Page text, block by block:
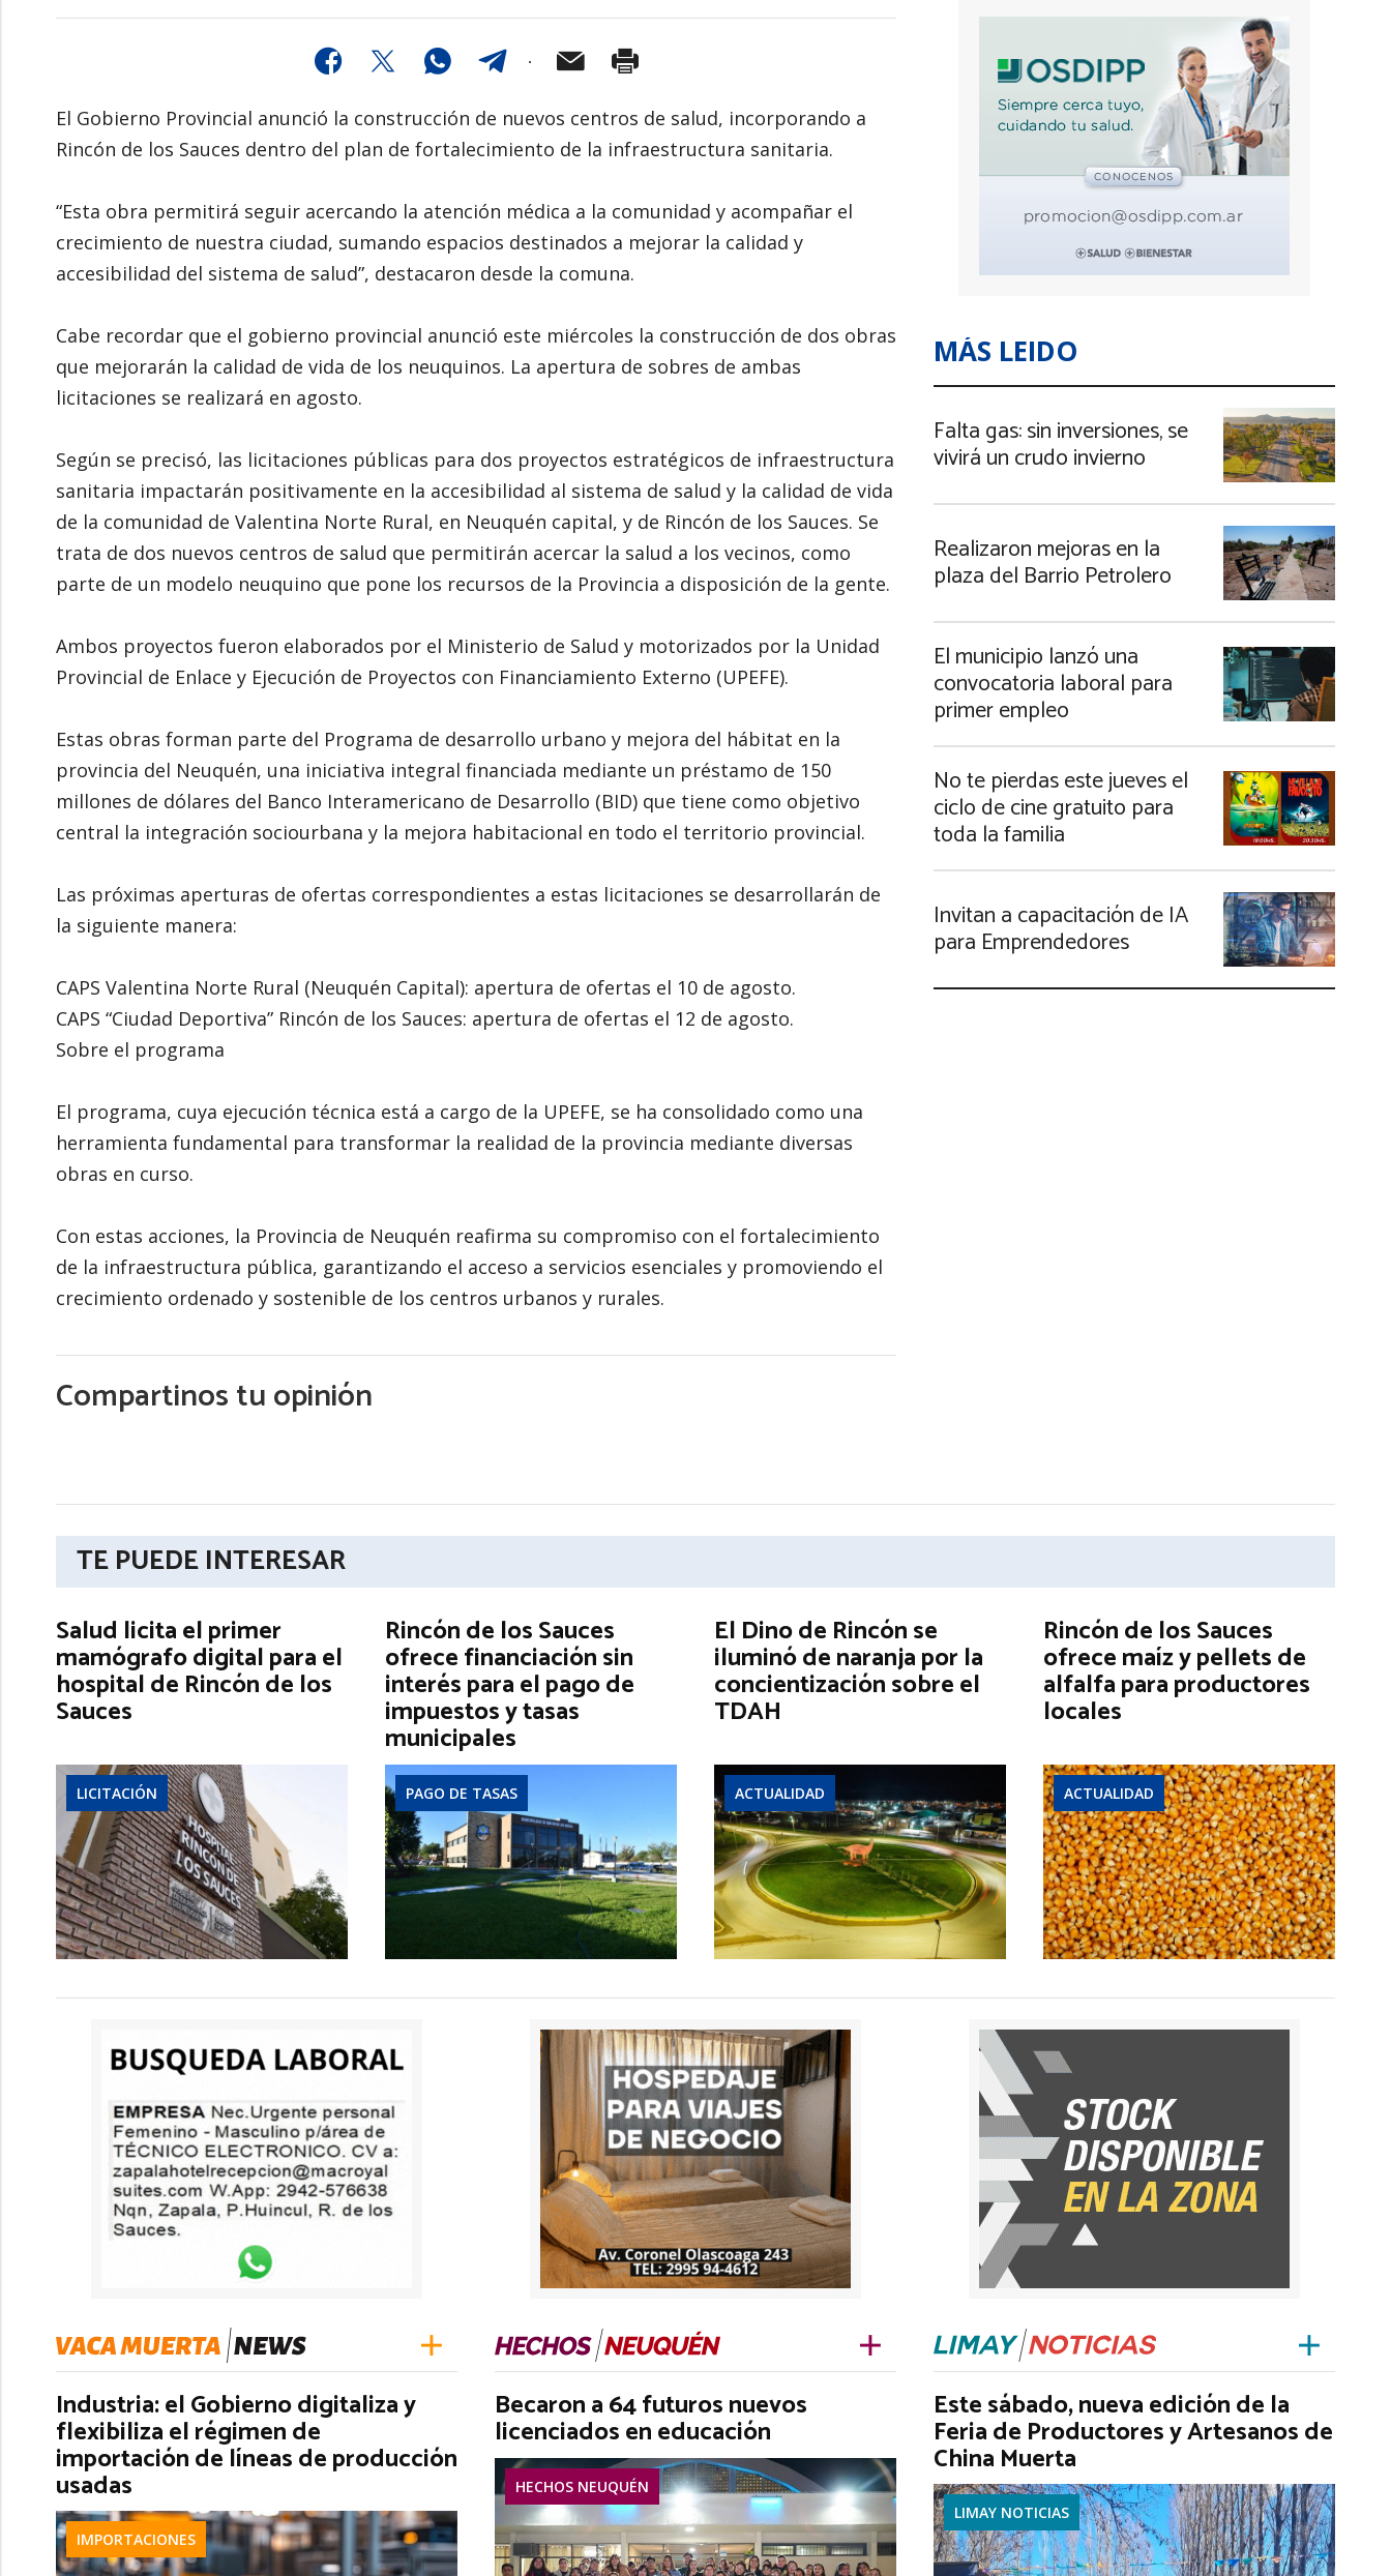
El Gobierno Provincial anunció la construcción de nuevos centros de salud, incorporando a
Rincón de los Sauces dentro del plan de fortalecimiento de la infraestructura sanitaria.
“Esta obra permitirá seguir acercando la atención médica a la comunidad y acompañar el
crecimiento de nuestra ciudad, sumando espacios destinados a mejorar la calidad y
accesibilidad del sistema de salud”, destacaron desde la comuna.
Cabe recordar que el gobierno provincial anunció este miércoles la construcción de dos obras
que mejorarán la calidad de vida de los neuquinos. La apertura de sobres de ambas
licitaciones se realizará en agosto.
Según se precisó, las licitaciones públicas para dos proyectos estratégicos de infraestructura
sanitaria impactarán positivamente en la accesibilidad al sistema de salud y la calidad de vida
de la comunidad de Valentina Norte Rural, en Neuquén capital, y de Rincón de los Sauces. Se
trata de dos nuevos centros de salud que permitirán acercar la salud a los vecinos, como
parte de un modelo neuquino que pone los recursos de la Provincia a disposición de la gente.
Ambos proyectos fueron elaborados por el Ministerio de Salud y motorizados por la Unidad
Provincial de Enlace y Ejecución de Proyectos con Financiamiento Externo (UPEFE).
Estas obras forman parte del Programa de desarrollo urbano y mejora del hábitat en la
provincia del Neuquén, una iniciativa integral financiada mediante un préstamo de 150
millones de dólares del Banco Interamericano de Desarrollo (BID) que tiene como objetivo
central la integración sociourbana y la mejora habitacional en todo el territorio provincial.
Las próximas aperturas de ofertas correspondientes a estas licitaciones se desarrollarán de
la siguiente manera:
CAPS Valentina Norte Rural (Neuquén Capital): apertura de ofertas el 10 de agosto.
CAPS “Ciudad Deportiva” Rincón de los Sauces: apertura de ofertas el 12 de agosto.
Sobre el programa
El programa, cuya ejecución técnica está a cargo de la UPEFE, se ha consolidado como una
herramienta fundamental para transformar la realidad de la provincia mediante diversas
obras en curso.
Con estas acciones, la Provincia de Neuquén reafirma su compromiso con el fortalecimiento
de la infraestructura pública, garantizando el acceso a servicios esenciales y promoviendo el
crecimiento ordenado y sostenible de los centros urbanos y rurales.
Compartinos tu opinión
MÁS LEIDO
Falta gas: sin inversiones, se
vivirá un crudo invierno
Realizaron mejoras en la
plaza del Barrio Petrolero
El municipio lanzó una
convocatoria laboral para
primer empleo
No te pierdas este jueves el
ciclo de cine gratuito para
toda la familia
Invitan a capacitación de IA
para Emprendedores
TE PUEDE INTERESAR
Salud licita el primer
mamógrafo digital para el
hospital de Rincón de los
Sauces
LICITACIÓN
Rincón de los Sauces
ofrece financiación sin
interés para el pago de
impuestos y tasas
municipales
PAGO DE TASAS
El Dino de Rincón se
iluminó de naranja por la
concientización sobre el
TDAH
ACTUALIDAD
Rincón de los Sauces
ofrece maíz y pellets de
alfalfa para productores
locales
ACTUALIDAD
Industria: el Gobierno digitaliza y
flexibiliza el régimen de
importación de líneas de producción
usadas
IMPORTACIONES
Becaron a 64 futuros nuevos
licenciados en educación
HECHOS NEUQUÉN
Este sábado, nueva edición de la
Feria de Productores y Artesanos de
China Muerta
LIMAY NOTICIAS